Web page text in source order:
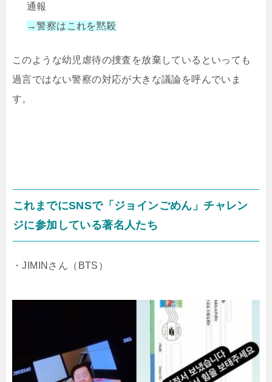
通報
→警察はこれを黙殺
このような幼児虐待の捜査を放棄しているといっても
過言ではない警察の対応が大きな議論を呼んでいま
す。
これまでにSNSで「ジョインごめん」チャレン
ジに参加している著名人たち
・JIMINさん（BTS）